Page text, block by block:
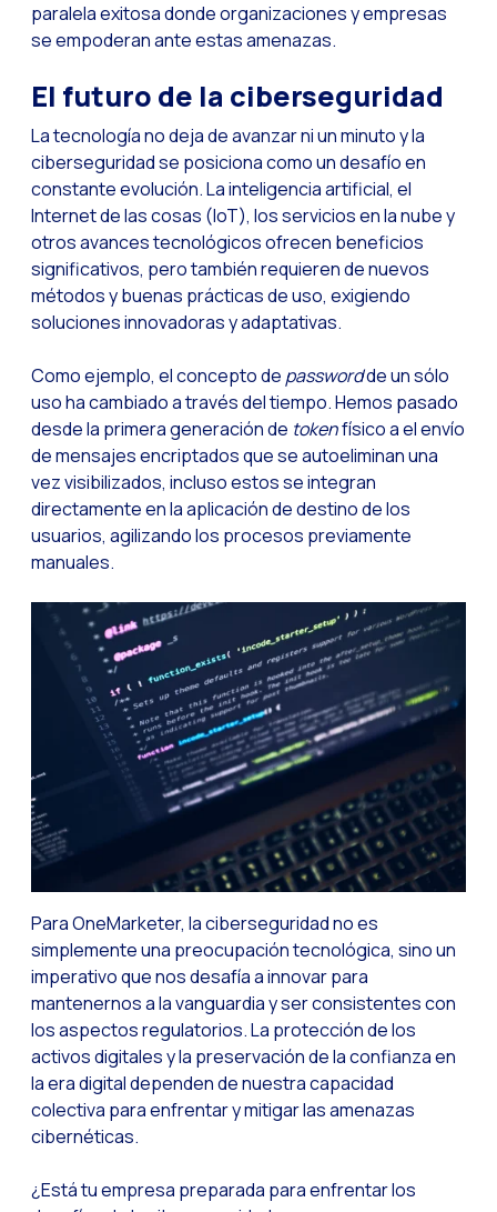
Bots, IA y
Optimiza la atención
WhatsApp Flows:
Seasonalities:
El nuevo espacio de
Ampliando
Trazabilidad de
Adelantarse a las
Derivar los flujos
Estudio Clientes
Reach & Engage +
Recapitulación de
Social CX: La
Catálogo
Somos Business
¿Conoces el
¡Prueba Gratuita!
paralela exitosa donde organizaciones y empresas
se empoderan ante estas amenazas.
El futuro de la ciberseguridad
La tecnología no deja de avanzar ni un minuto y la
ciberseguridad se posiciona como un desafío en
constante evolución. La inteligencia artificial, el
Internet de las cosas (IoT), los servicios en la nube y
otros avances tecnológicos ofrecen beneficios
significativos, pero también requieren de nuevos
métodos y buenas prácticas de uso, exigiendo
soluciones innovadoras y adaptativas.
Como ejemplo, el concepto de passwordde un sólo
uso ha cambiado a través del tiempo. Hemos pasado
desde la primera generación de tokenfísico a el envío
de mensajes encriptados que se autoeliminan una
vez visibilizados, incluso estos se integran
directamente en la aplicación de destino de los
usuarios, agilizando los procesos previamente
manuales.
Para OneMarketer, la ciberseguridad no es
simplemente una preocupación tecnológica, sino un
imperativo que nos desafía a innovar para
mantenernos a la vanguardia y ser consistentes con
los aspectos regulatorios. La protección de los
activos digitales y la preservación de la confianza en
la era digital dependen de nuestra capacidad
colectiva para enfrentar y mitigar las amenazas
cibernéticas.
¿Está tu empresa preparada para enfrentar los